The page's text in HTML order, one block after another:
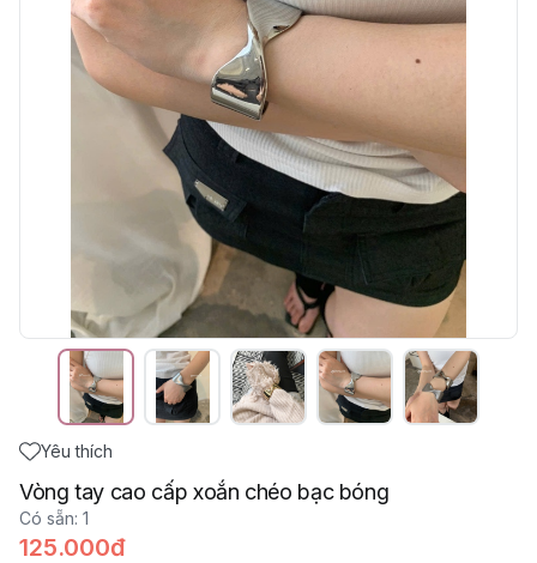
Yêu thích
Vòng tay cao cấp xoắn chéo bạc bóng
Có sẵn: 1
125.000đ